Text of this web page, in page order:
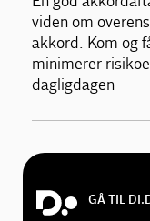
viden om
akkord. Kom og
minimerer
dagligdagen
GÅ TIL